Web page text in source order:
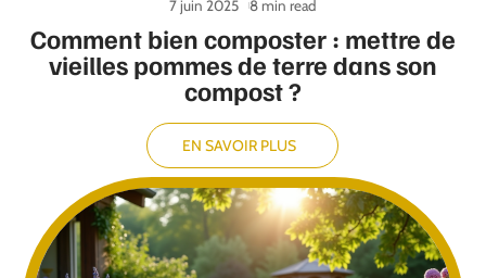
Comment bien composter : mettre de
vieilles pommes de terre dans son
compost ?
7 juin 2025 8 min read
EN SAVOIR PLUS